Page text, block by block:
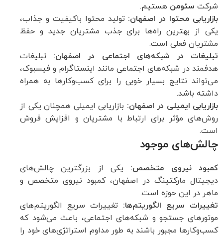
شرکت سئومن هستیم.
بازاریابی محتوا در اصفهان: تولید محتوا باکیفیت و جذاب،
یکی از بهترین راه‌ها برای جذب مشتریان جدید و حفظ
مشتریان فعلی است.
تبلیغات در شبکه‌های اجتماعی در اصفهان: تبلیغات
هدفمند در شبکه‌های اجتماعی مانند اینستاگرام و فیسبوک،
می‌تواند نتایج بسیار خوبی را برای کسب‌وکارها به همراه
داشته باشد.
بازاریابی ایمیلی در اصفهان: بازاریابی ایمیلی همچنان یکی از
روش‌های مؤثر برای ارتباط با مشتریان و افزایش فروش
است.
چالش‌های موجود
کمبود نیروی متخصص: یکی از بزرگترین چالش‌های
دیجیتال مارکتینگ در اصفهان، کمبود نیروی متخصص و
ماهر در این حوزه است.
تغییرات سریع الگوریتم‌ها: تغییرات سریع الگوریتم‌های
موتورهای جستجو و شبکه‌های اجتماعی، باعث می‌شود که
کسب‌وکارها مجبور باشند به طور مداوم استراتژی‌های خود را